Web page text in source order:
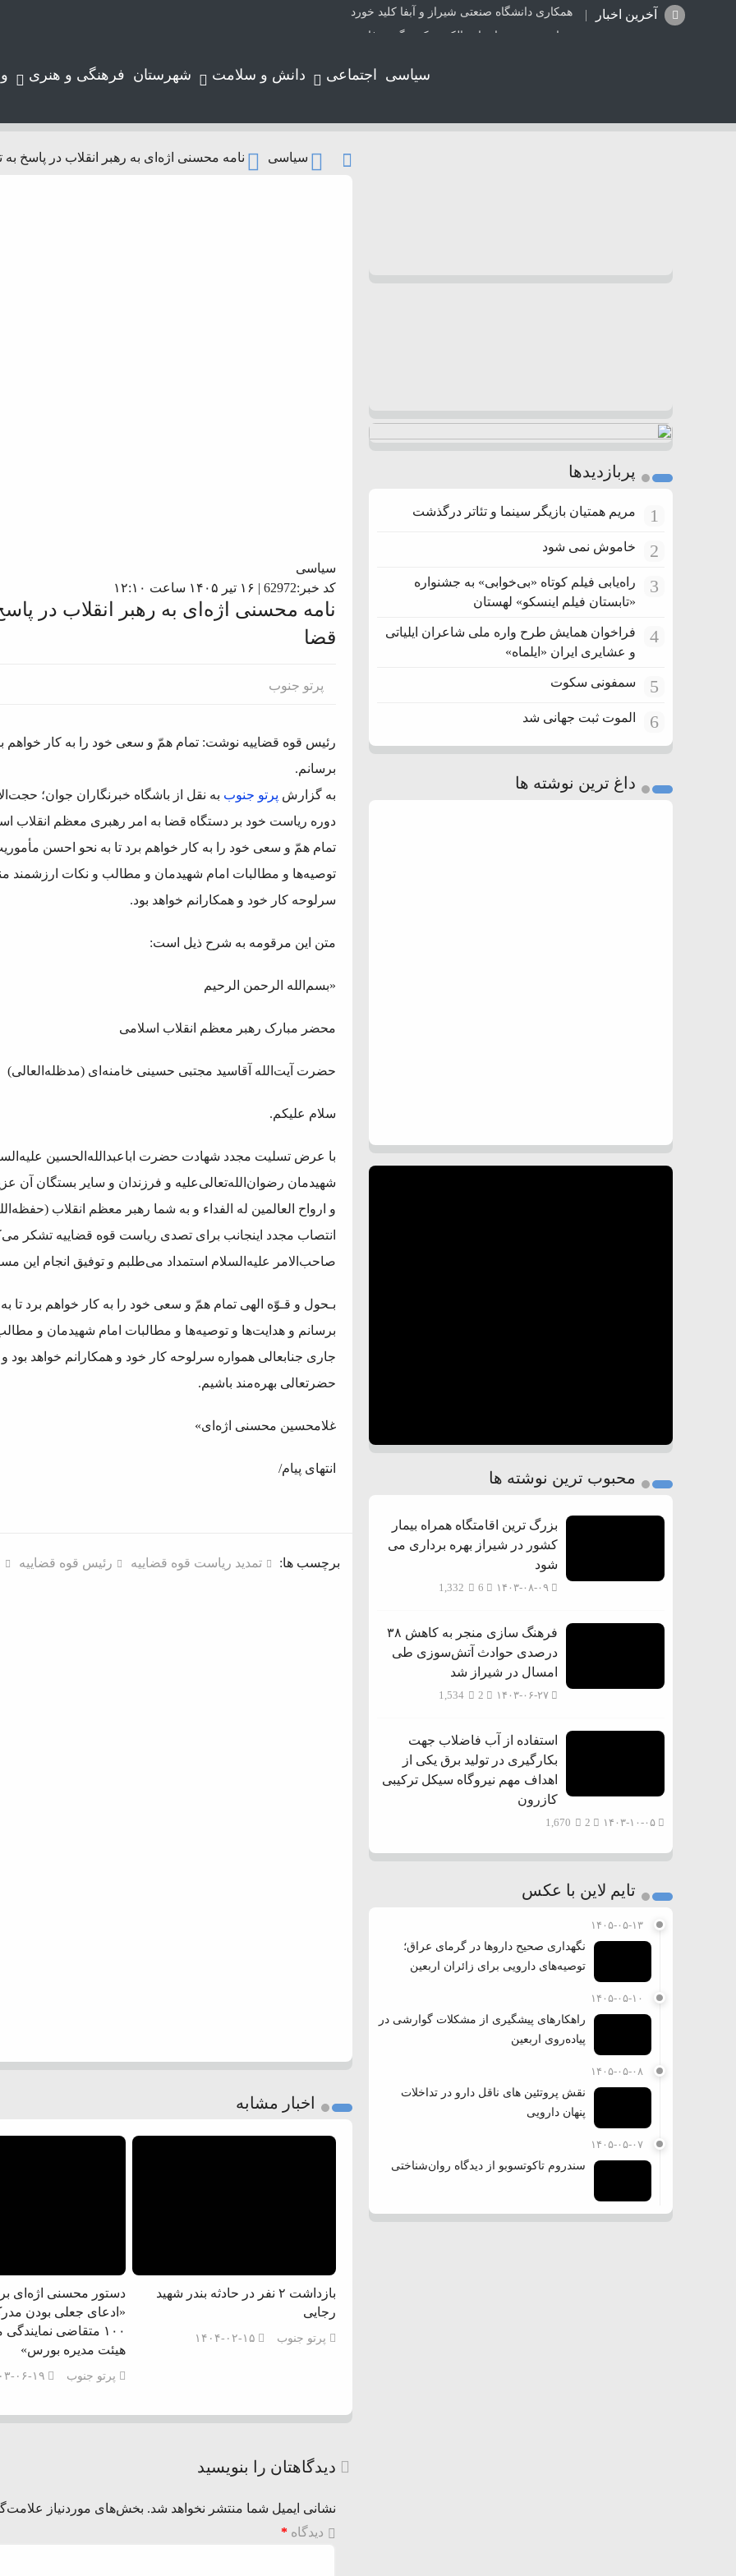
آخرین اخبار
همکاری دانشگاه صنعتی شیراز و آبفا کلید خورد
شتاب در صدور اسناد مالکیت تک برگ در فارس
وزیر بهداشت در لامرد: حمله به ورزشگاه، جنایتی آشکار علیه مردم بی‌دفاع و فاجعه‌ای انسانی است
نگهداری صحیح داروها در گرمای عراق؛ توصیه‌های دارویی برای زائران اربعین
سیاسی اجتماعی دانش و سلامت شهرستان فرهنگی و هنری
سیاسی نامه محسنی اژه‌ای به رهبر انقلاب در پاسخ
سیاسی
کد خبر:62972 | ۱۶ تیر ۱۴۰۵ ساعت ۱۲:۱۰
نامه محسنی اژه‌ای به رهبر انقلاب در
قضا
پرتو جنوب
رئیس قوه قضاییه نوشت: تمام همّ و سعی خود را به کار خواهم
برسانم.
به گزارش پرتو جنوب به نقل از باشگاه خبرنگاران جوان؛
دوره ریاست خود بر دستگاه قضا به امر رهبری معظم انقلاب
تمام همّ و سعی خود را به کار خواهم برد تا به نحو احسن
توصیه‌ها و مطالبات امام شهیدمان و مطالب و نکات ارزشمند
سرلوحه کار خود و همکارانم خواهد بود.
متن این مرقومه به شرح ذیل است:
«بسم‌الله الرحمن الرحیم
محضر مبارک رهبر معظم انقلاب اسلامی
حضرت آیت‌الله آقاسید مجتبی حسینی خامنه‌ای (مدظله‌العالی)
سلام علیکم.
با عرض تسلیت مجدد شهادت حضرت اباعبدالله‌الحسین
شهیدمان رضوان‌الله‌تعالی‌علیه و فرزندان و سایر بستگان آن
و ارواح العالمین له الفداء و به شما رهبر معظم انقلاب
انتصاب مجدد اینجانب برای تصدی ریاست قوه قضاییه
صاحب‌الامر علیه‌السلام استمداد می‌طلبم و توفیق انجام این
بـحول و قـوّه الهی تمام همّ و سعی خود را به کار خواهم برد تا
برسانم و هدایت‌ها و توصیه‌ها و مطالبات امام شهیدمان و
جاری جنابعالی همواره سرلوحه کار خود و همکارانم خواهد
حضرتعالی بهره‌مند باشیم.
غلامحسین محسنی اژه‌ای»
انتهای پیام/
برچسب ها: تمدید ریاست قوه قضاییه رئیس قوه قضاییه
اخبار مشابه
بازداشت ۲ نفر در حادثه بندر شهید
رجایی
پرتو جنوب ۱۴۰۴-۰۲-۱۵
دستور محسنی اژه‌ای
«ادعای جعلی بودن
۱۰۰ متقاضی
هیئت مدیره بورس»
پرتو جنوب ۱۴۰۳-
دیدگاهتان را بنویسید
نشانی ایمیل شما منتشر نخواهد شد. بخش‌های موردنیاز
دیدگاه *
پربازدیدها
1 مریم همتیان بازیگر سینما و تئاتر درگذشت
2 خاموش نمی شود
3
راه‌یابی فیلم کوتاه «بی‌خوابی» به جشنواره
«تابستان فیلم اینسکو» لهستان
4
فراخوان همایش طرح واره ملی شاعران ایلیاتی
و عشایری ایران «ایلماه»
5 سمفونی سکوت
6 الموت ثبت جهانی شد
داغ ترین نوشته ها
محبوب ترین نوشته ها
بزرگ ترین اقامتگاه همراه بیمار
کشور در شیراز بهره برداری می
شود
۱۴۰۳-۰۸-۰۹ 1,332
فرهنگ سازی منجر به کاهش ۳۸
درصدی حوادث آتش‌سوزی طی
امسال در شیراز شد
۱۴۰۳-۰۶-۲۷ 1,534
استفاده از آب فاضلاب جهت
بکارگیری در تولید برق یکی از
اهداف مهم نیروگاه سیکل ترکیبی
کازرون
۱۴۰۳-۱۰-۰۵ 1,670
تایم لاین با عکس
۱۴۰۵-۰۵-۱۳
نگهداری صحیح داروها در گرمای عراق؛
توصیه‌های دارویی برای زائران اربعین
۱۴۰۵-۰۵-۱۰
راهکارهای پیشگیری از مشکلات گوارشی در
پیاده‌روی اربعین
۱۴۰۵-۰۵-۰۸
نقش پروتئین های ناقل دارو در تداخلات
پنهان دارویی
۱۴۰۵-۰۵-۰۷
سندروم تاکوتسوبو از دیدگاه روان‌شناختی